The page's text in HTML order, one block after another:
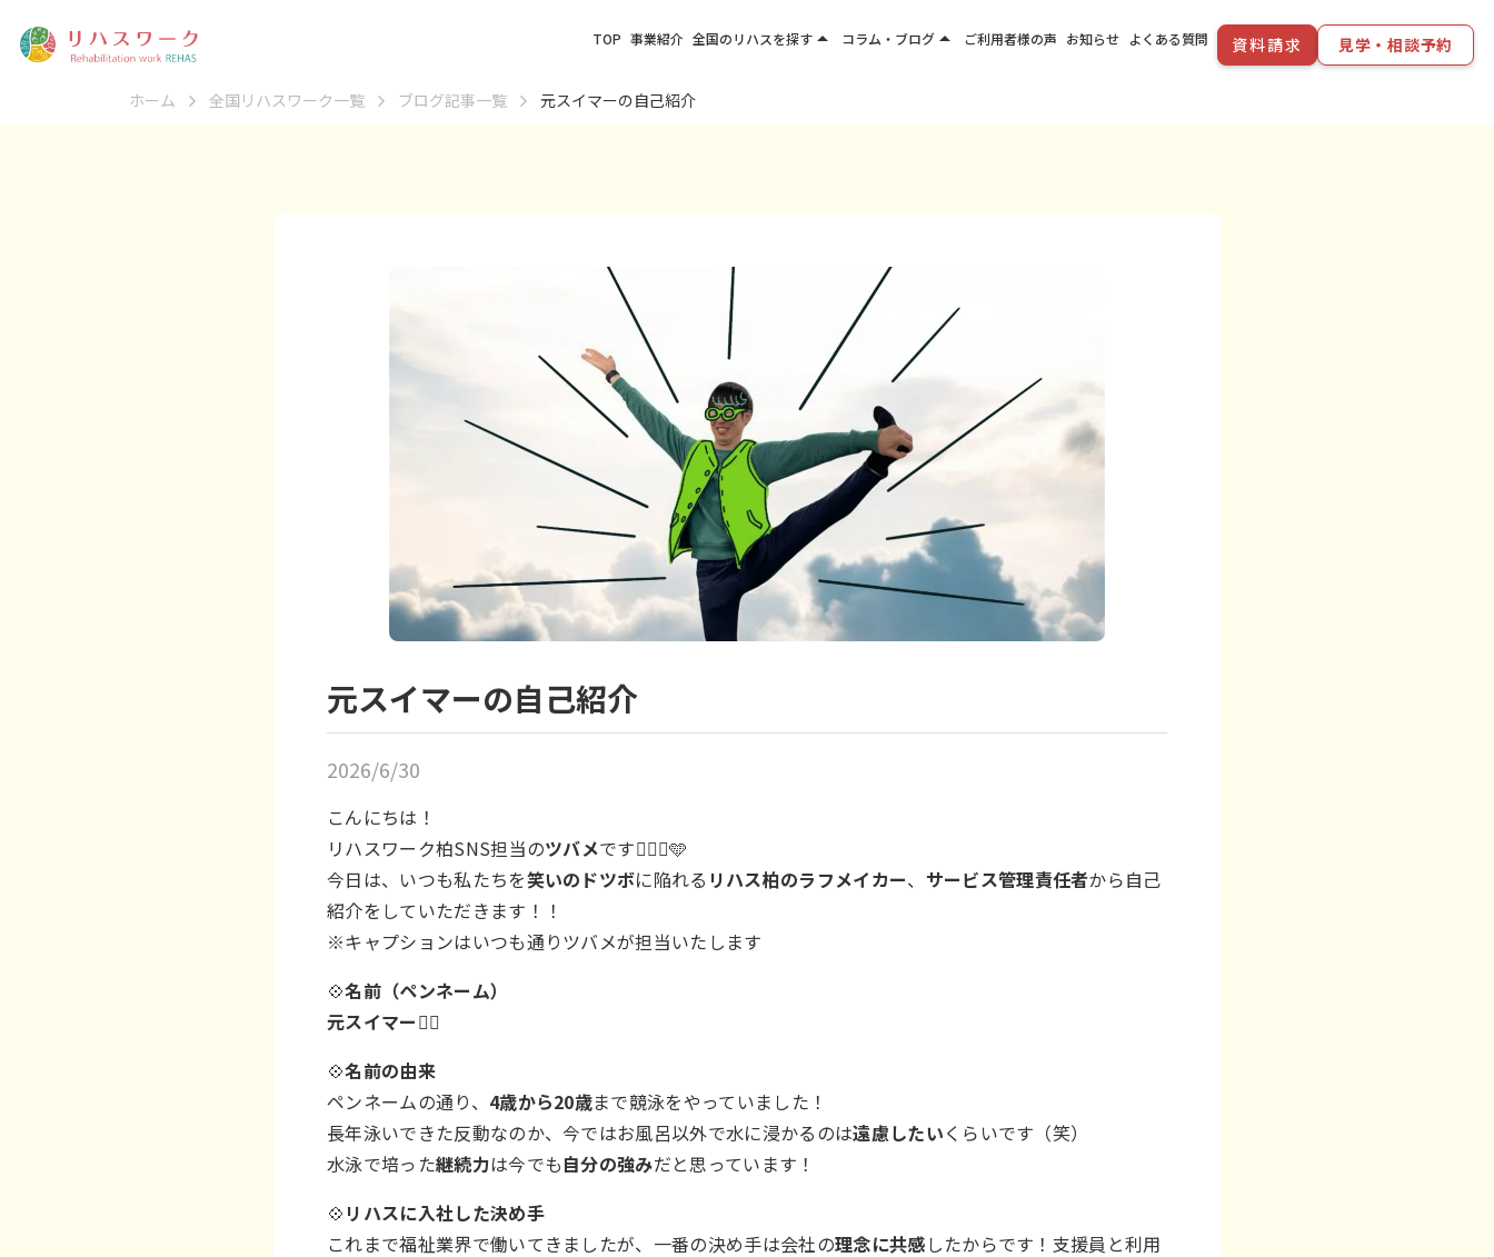
ホーム 全国リハスワーク一覧 ブログ記事一覧 元スイマーの自己紹介
元スイマーの自己紹介
2026/6/30
こんにちは！
リハスワーク柏SNS担当のツバメです🙋🏻‍♀️🩵
今日は、いつも私たちを笑いのドツボに陥れる リハス柏のラフメイカー、 サービス管理責任者から自己
紹介をしていただきます！！
※キャプションはいつも通りツバメが担当いたします
💠名前（ペンネーム）
元スイマー🏊‍♂️
💠名前の由来
ペンネームの通り、 4歳から20歳まで競泳をやっていました！
長年泳いできた反動なのか、今ではお風呂以外で水に浸かるのは遠慮したいくらいです（笑）
水泳で培った継続力は今でも自分の強みだと思っています！
💠 リハスに入社した決め手
これまで福祉業界で働いてきましたが、一番の決め手は会社の理念に共感したからです！支援員と利用
TOP 事業紹介 全国のリハスを探すarrow_drop_up
四国・九州エリア
コラム・ブログarrow_drop_up ご利用者様の声 お知らせ よくある質問 資料請求 見学・相談予約